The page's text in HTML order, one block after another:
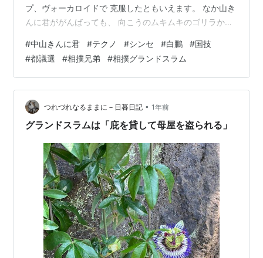
プ、ヴォーカロイドで 克服したともいえます。 なか山き
んに君ががんばっても、 向こうのムキムキのゴリラかモ
でも、大谷翔平選手もいるし、大の里も、 もう人種、民
族は論じる時代ではないのでしょう。 とはいえ、 相撲の
ように出身地、都道府県にこだわることは必要でしょ
う。 白鵬関、国技の枠を超えたグローバルな方向へ展開
できるのでしょうか。 それにしても、日大と同じような
相撲協会、 わかりやすい…
#中山きんに君 #テクノ #シンセ #白鵬 #国技
#都議選 #相撲兄弟 #相撲グランドスラム
つれづれなるままに－日暮日記 • 1年前
グランドスラムは「庇を貸して母屋を盗られる」